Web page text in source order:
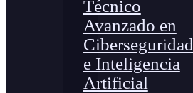
Técnico
Avanzado en
Ciberseguridad
e Inteligencia
Artificial